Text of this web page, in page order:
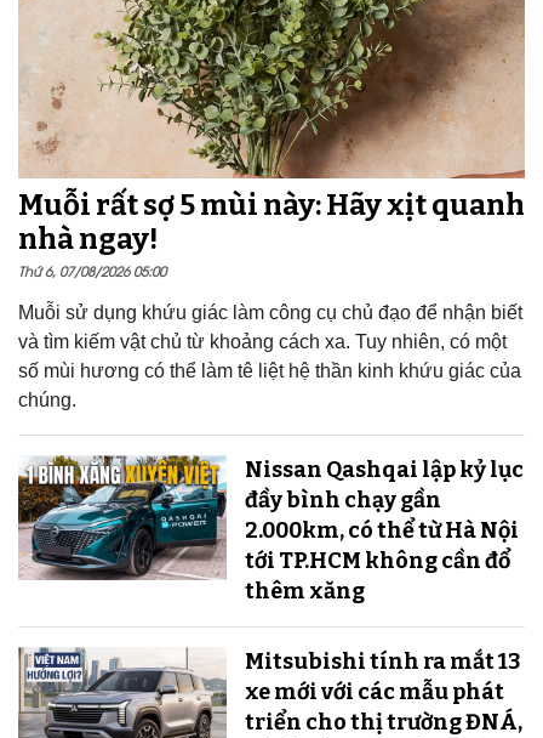
Muỗi rất sợ 5 mùi này: Hãy xịt quanh
nhà ngay!
Thứ 6, 07/08/2026 05:00
Muỗi sử dụng khứu giác làm công cụ chủ đạo để nhận biết
và tìm kiếm vật chủ từ khoảng cách xa. Tuy nhiên, có một
số mùi hương có thể làm tê liệt hệ thần kinh khứu giác của
chúng.
Nissan Qashqai lập kỷ lục
đầy bình chạy gần
2.000km, có thể từ Hà Nội
tới TP.HCM không cần đổ
thêm xăng
Mitsubishi tính ra mắt 13
xe mới với các mẫu phát
triển cho thị trường ĐNÁ,